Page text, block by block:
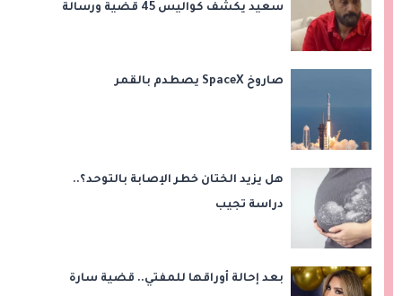
سعيد يكشف كواليس 45 قضية ورسالة
صاروخ SpaceX يصطدم بالقمر
هل يزيد الختان خطر الإصابة بالتوحد؟..
دراسة تجيب
بعد إحالة أوراقها للمفتي.. قضية سارة